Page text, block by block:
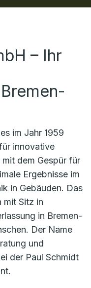
– Ihr
im Jahr 1959
innovative
dem Gespür für
Ergebnisse im
in Gebäuden. Das
mit Sitz in
in Bremen-
Der Name
und
der Paul Schmidt